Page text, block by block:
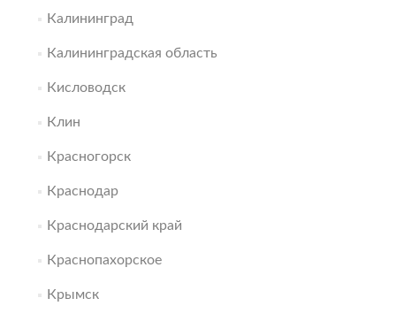
Калининград
Калининградская область
Кисловодск
Клин
Красногорск
Краснодар
Краснодарский край
Краснопахорское
Крымск